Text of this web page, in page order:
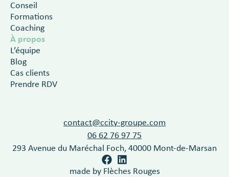
Conseil
Formations
Coaching
À propos
L’équipe
Blog
Cas clients
Prendre RDV
contact@ccity-groupe.com
06 62 76 97 75
293 Avenue du Maréchal Foch, 40000 Mont-de-Marsan
made by Flèches Rouges